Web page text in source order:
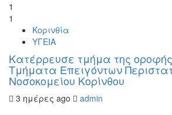
1
1
Κορινθία
ΥΓΕΙΑ
Kατέρρευσε τμήμα της
Τμήματα Επειγόντων
Νοσοκομείου Κορίνθου
3 ημέρες ago
admin